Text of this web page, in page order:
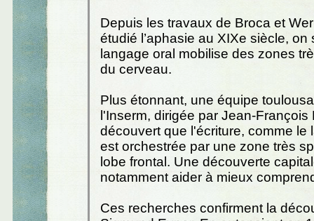
Depuis les travaux de Broca et
étudié l’aphasie au XIXe siècle, on
langage oral mobilise des zones
du cerveau.
Plus étonnant, une équipe
l'Inserm, dirigée par Jean-François
découvert que l'écriture, comme le
est orchestrée par une zone très
lobe frontal. Une découverte
notamment aider à mieux
Ces recherches confirment la